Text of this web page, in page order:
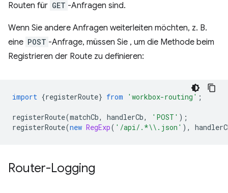
Routen für GET -Anfragen sind.
Wenn Sie andere Anfragen weiterleiten möchten, z. B.
eine POST -Anfrage, müssen Sie , um die Methode beim
Registrieren der Route zu definieren:
import {registerRoute} from 'workbox-routing' ;
registerRoute(matchCb, handlerCb, 'POST' );
registerRoute(new RegExp( '/api/.*\\.json' ),
Router-Logging